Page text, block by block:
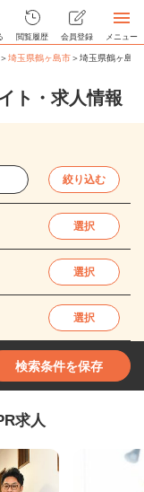
閲覧履歴 会員登録 メニュー
＞埼玉県鶴ヶ島市＞埼玉県鶴ヶ島
ト・求人情報
絞り込む
選択
選択
選択
検索条件を保存
求人